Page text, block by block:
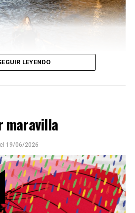
☝️viene con doble tapa, que
Sin chamuyo, a remarla.
LEYENDO
maravilla
el 19/06/2026